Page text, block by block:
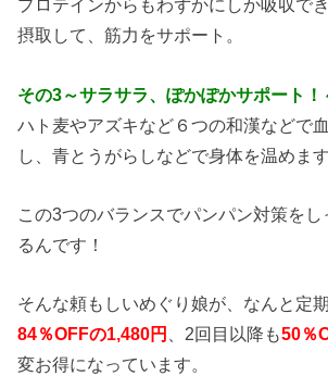
プロテインからもわずかにしか吸収で
摂取して、筋力をサポート。
その3～サラサラ、ぽかぽかサポート！
ハト麦やアズキなど６つの和漢などで
し、青とうがらしなどで身体を温めます
この3つのバランスでパンパン対策を
るんです！
そんな頼もしいめぐり娘が、なんと定
84％OFFの1,480円
、2回目以降も50％
変お得になっています。